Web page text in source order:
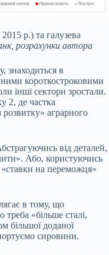
р.) та галузева
розрахунки автора
знаходиться в
короткостроковими
інші сектори зростали.
2, де частка
розвитку» аграрного
від деталей,
Або, користуючись
на переможця»
в тому, що
«більше сталі,
більшої доданої
сировини.